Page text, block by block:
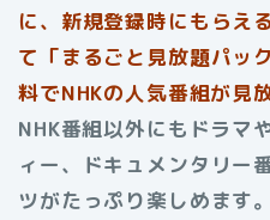
に、新規登録時にもらえ
て「まるごと見放題パッ
料でNHKの人気番組が見
NHK番組以外にもドラマ
ィー、ドキュメンタリー
ツがたっぷり楽しめます